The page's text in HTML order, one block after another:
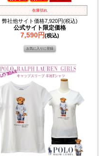
在庫切れ
弊社他サイト価格7,920円(税込)
公式サイト限定価格
7,590円(税込)